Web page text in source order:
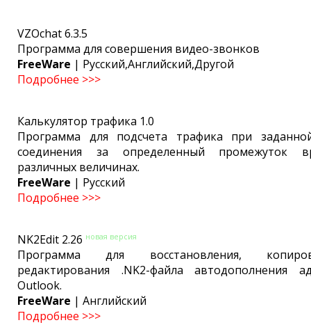
VZOchat 6.3.5
Программа для совершения видео-звонков
FreeWare | Русский,Английский,Другой
Подробнее >>>
Калькулятор трафика 1.0
Программа для подсчета трафика при
соединения за определенный промежуток
различных величинах.
FreeWare | Русский
Подробнее >>>
NK2Edit 2.26 новая версия
Программа для восстановления,
редактирования .NK2-файла автодополнения
Outlook.
FreeWare | Английский
Подробнее >>>